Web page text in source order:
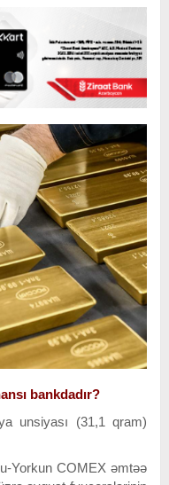
bankdadır?
unsiyası (31,1 qram)
Yorkun COMEX əmtəə